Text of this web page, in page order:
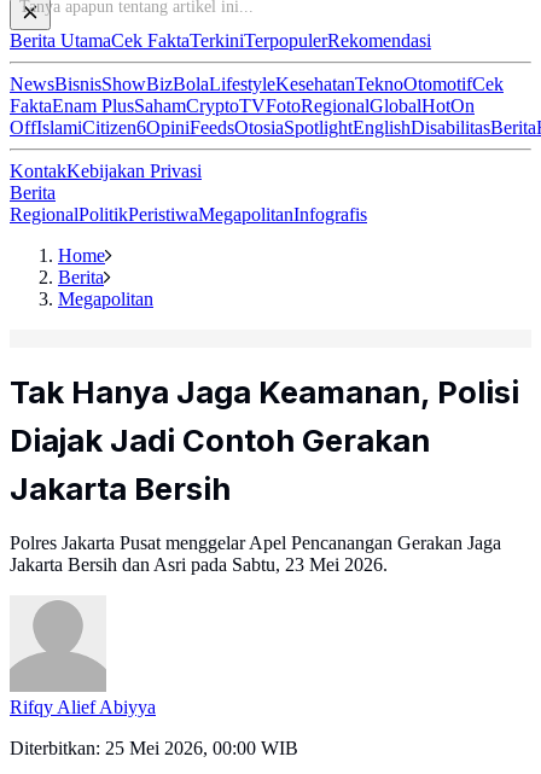
Tanya apapun tent
Berita UtamaCek FaktaTerkiniTerpopulerRekomendasi
NewsBisnisShowBizBolaLifestyleKesehatanTeknoOtomotifCek
FaktaEnam PlusSahamCryptoTVFotoRegionalGlobalHotOn
OffIslamiCitizen6OpiniFeedsOtosiaSpotlightEnglishDisabilitasBerita
KontakKebijakan Privasi
Berita
RegionalPolitikPeristiwaMegapolitanInfografis
Home
Berita
Megapolitan
Tak Hanya Jaga Keamanan, Polisi
Diajak Jadi Contoh Gerakan
Jakarta Bersih
Polres Jakarta Pusat menggelar Apel Pencanangan Gerakan Jaga
Jakarta Bersih dan Asri pada Sabtu, 23 Mei 2026.
Rifqy Alief Abiyya
Diterbitkan: 25 Mei 2026, 00:00 WIB